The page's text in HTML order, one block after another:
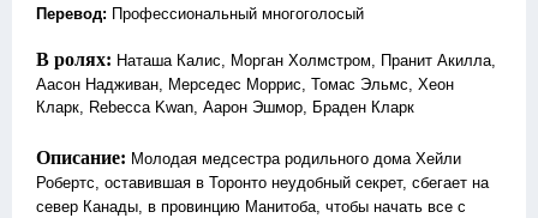
Перевод: Профессиональный многоголосый
В ролях: Наташа Калис, Морган Холмстром, Пранит Акилла,
Аасон Надживан, Мерседес Моррис, Томас Эльмс, Хеон
Кларк, Rebecca Kwan, Аарон Эшмор, Браден Кларк
Описание: Молодая медсестра родильного дома Хейли
Робертс, оставившая в Торонто неудобный секрет, сбегает на
север Канады, в провинцию Манитоба, чтобы начать все с